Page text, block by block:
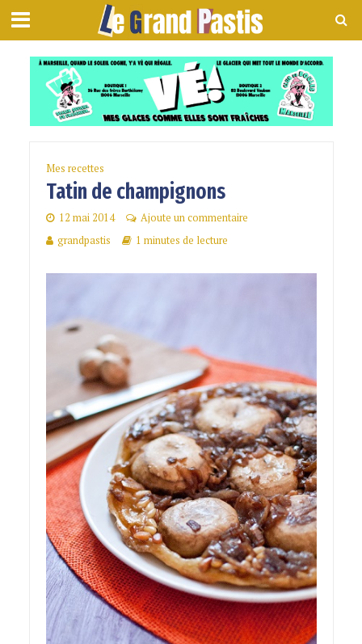
Mes recettes
Tatin de champignons
12 mai 2014
Ajoute un commentaire
grandpastis
1 minutes de lecture